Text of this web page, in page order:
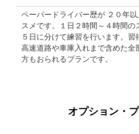
ペーパードライバー歴が ２０年
スメです。１日２時間～４時間の
５日に分けて練習を行います。習
高速道路や車庫入れまで含めた全
方もおられるプランです。
オプション・